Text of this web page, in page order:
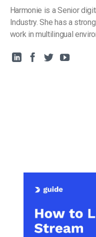
Harmonie is a Senior
Industry. She has a
work in multilingual